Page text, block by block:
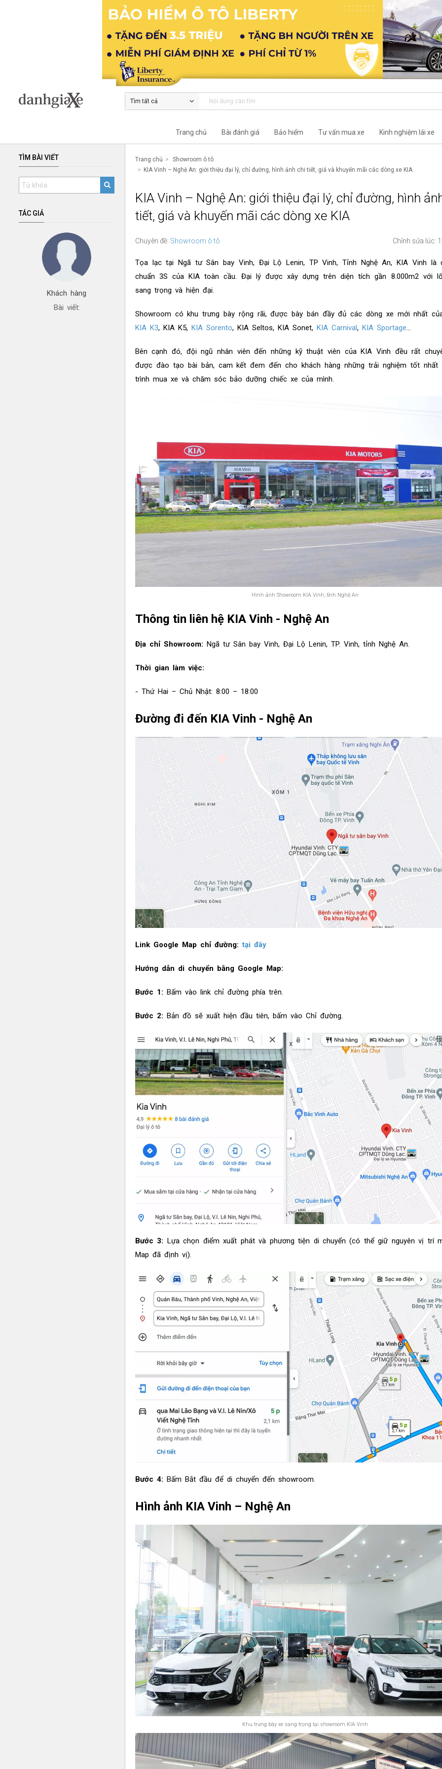
Tìm tất cả
Trang chủ Bài đánh giá Bảo hiểm Tư vấn mua xe Kinh nghiệm lái xe
TÌM BÀI VIẾT
TÁC GIẢ
Khách hàng
Bài viết:
Trang chủ
Showroom ô tô
KIA Vinh – Nghệ An: giới thiệu đại lý, chỉ đường, hình ảnh chi tiết, giá và khuyến mãi các dòng xe KIA
KIA Vinh – Nghệ An: giới thiệu đại lý, chỉ đường, hình
tiết, giá và khuyến mãi các dòng xe KIA
Chuyên đề: Showroom ô tô Chỉnh sửa lúc:
Tọa lạc tại Ngã tư Sân bay Vinh, Đại Lộ Lenin, TP Vinh, Tỉnh Nghệ An, KIA Vinh là
chuẩn 3S của KIA toàn cầu. Đại lý được xây dựng trên diện tích gần 8.000m2 với
sang trọng và hiện đại.
Showroom có khu trưng bày rộng rãi, được bày bán đầy đủ các dòng xe mới nhất
KIA K3, KIA K5, KIA Sorento, KIA Seltos, KIA Sonet, KIA Carnival, KIA Sportage…
Bên cạnh đó, đội ngũ nhân viên đến những kỹ thuật viên của KIA Vinh đều rất
được đào tạo bài bản, cam kết đem đến cho khách hàng những trải nghiệm tốt nhất
trình mua xe và chăm sóc bảo dưỡng chiếc xe của mình.
Hình ảnh Showroom KIA Vinh, tỉnh Nghệ An
Thông tin liên hệ KIA Vinh - Nghệ An
Địa chỉ Showroom: Ngã tư Sân bay Vinh, Đại Lộ Lenin, TP. Vinh, tỉnh Nghệ An.
Thời gian làm việc:
- Thứ Hai – Chủ Nhật: 8:00 – 18:00
Đường đi đến KIA Vinh - Nghệ An
Link Google Map chỉ đường:tại đây
Hướng dẫn di chuyển bằng Google Map:
Bước 1: Bấm vào link chỉ đường phía trên.
Bước 2: Bản đồ sẽ xuất hiện đầu tiên, bấm vào Chỉ đường.
Bước 3: Lựa chọn điểm xuất phát và phương tiện di chuyển (có thể giữ nguyên vị trí
Map đã định vị).
Bước 4: Bấm Bắt đầu để di chuyển đến showroom.
Hình ảnh KIA Vinh – Nghệ An
Khu trưng bày xe sang trọng tại showroom KIA Vinh